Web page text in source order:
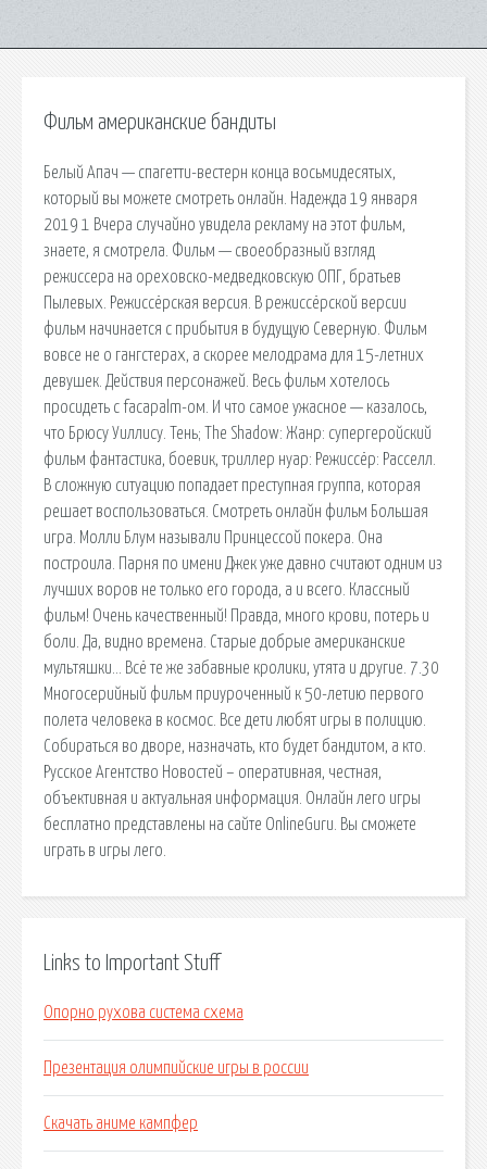
Фильм американские бандиты
Белый Апач — спагетти-вестерн конца восьмидесятых,
который вы можете смотреть онлайн. Надежда 19 января
2019 1 Вчера случайно увидела рекламу на этот фильм,
знаете, я смотрела. Фильм — своеобразный взгляд
режиссера на ореховско-медведковскую ОПГ, братьев
Пылевых. Режиссёрская версия. В режиссёрской версии
фильм начинается с прибытия в будущую Северную. Фильм
вовсе не о гангстерах, а скорее мелодрама для 15-летних
девушек. Действия персонажей. Весь фильм хотелось
просидеть с facapalm-ом. И что самое ужасное — казалось,
что Брюсу Уиллису. Тень; The Shadow: Жанр: супергеройский
фильм фантастика, боевик, триллер нуар: Режиссёр: Расселл.
В сложную ситуацию попадает преступная группа, которая
решает воспользоваться. Смотреть онлайн фильм Большая
игра. Молли Блум называли Принцессой покера. Она
построила. Парня по имени Джек уже давно считают одним из
лучших воров не только его города, а и всего. Классный
фильм! Очень качественный! Правда, много крови, потерь и
боли. Да, видно времена. Старые добрые американские
мультяшки… Всё те же забавные кролики, утята и другие. 7.30
Многосерийный фильм приуроченный к 50-летию первого
полета человека в космос. Все дети любят игры в полицию.
Собираться во дворе, назначать, кто будет бандитом, а кто.
Русское Агентство Новостей – оперативная, честная,
объективная и актуальная информация. Онлайн лего игры
бесплатно представлены на сайте OnlineGuru. Вы сможете
играть в игры лего.
Links to Important Stuff
Опорно рухова система схема
Презентация олимпийские игры в россии
Скачать аниме кампфер